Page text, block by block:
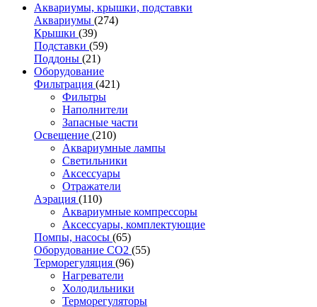
Аквариумы, крышки, подставки
Аквариумы (274)
Крышки (39)
Подставки (59)
Поддоны (21)
Оборудование
Фильтрация (421)
Фильтры
Наполнители
Запасные части
Освещение (210)
Аквариумные лампы
Светильники
Аксессуары
Отражатели
Аэрация (110)
Аквариумные компрессоры
Аксессуары, комплектующие
Помпы, насосы (65)
Оборудование CO2 (55)
Терморегуляция (96)
Нагреватели
Холодильники
Терморегуляторы